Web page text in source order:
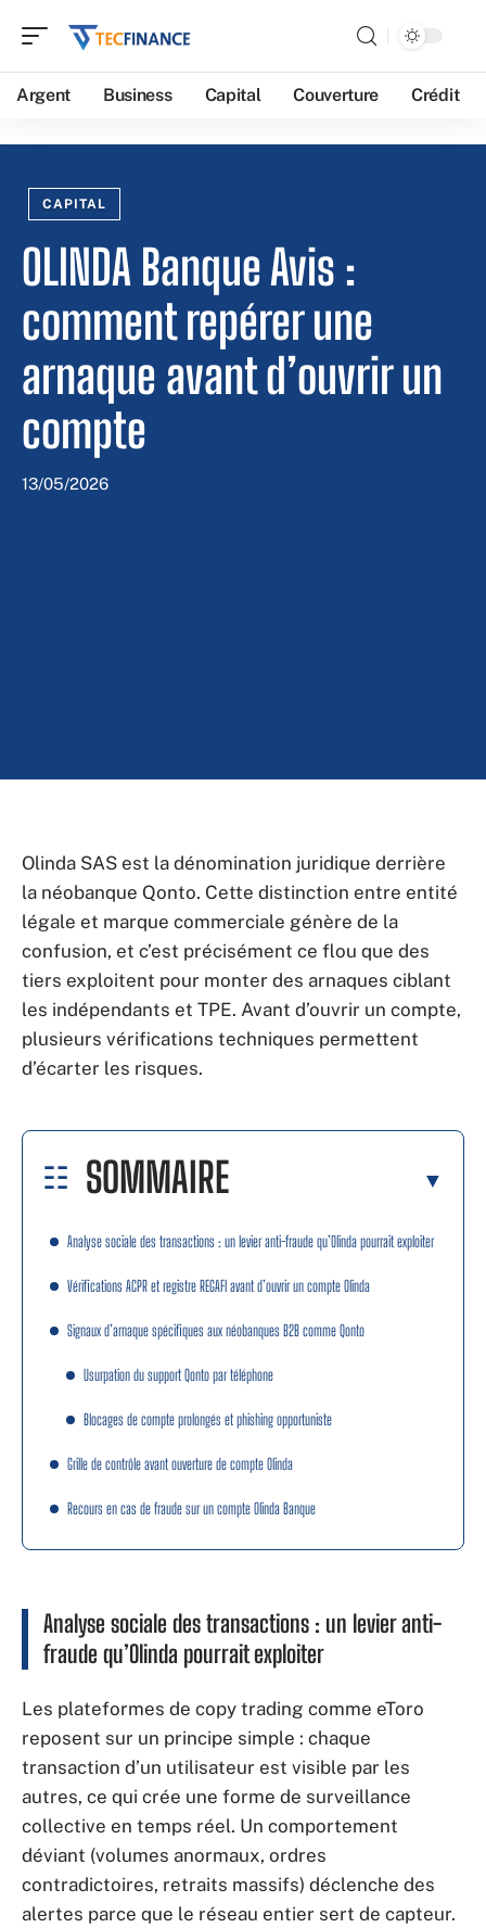
Argent Business Capital Couverture Crédit
CAPITAL
OLINDA Banque Avis :
comment repérer une
arnaque avant d’ouvrir un
compte
13/05/2026
Olinda SAS est la dénomination juridique derrière
la néobanque Qonto. Cette distinction entre entité
légale et marque commerciale génère de la
confusion, et c’est précisément ce flou que des
tiers exploitent pour monter des arnaques ciblant
les indépendants et TPE. Avant d’ouvrir un compte,
plusieurs vérifications techniques permettent
d’écarter les risques.
SOMMAIRE
Analyse sociale des transactions : un levier anti-fraude qu’Olinda pourrait exploiter
Vérifications ACPR et registre REGAFI avant d’ouvrir un compte Olinda
Signaux d’arnaque spécifiques aux néobanques B2B comme Qonto
Usurpation du support Qonto par téléphone
Blocages de compte prolongés et phishing opportuniste
Grille de contrôle avant ouverture de compte Olinda
Recours en cas de fraude sur un compte Olinda Banque
Analyse sociale des transactions : un levier anti-
fraude qu’Olinda pourrait exploiter
Les plateformes de copy trading comme eToro
reposent sur un principe simple : chaque
transaction d’un utilisateur est visible par les
autres, ce qui crée une forme de surveillance
collective en temps réel. Un comportement
déviant (volumes anormaux, ordres
contradictoires, retraits massifs) déclenche des
alertes parce que le réseau entier sert de capteur.